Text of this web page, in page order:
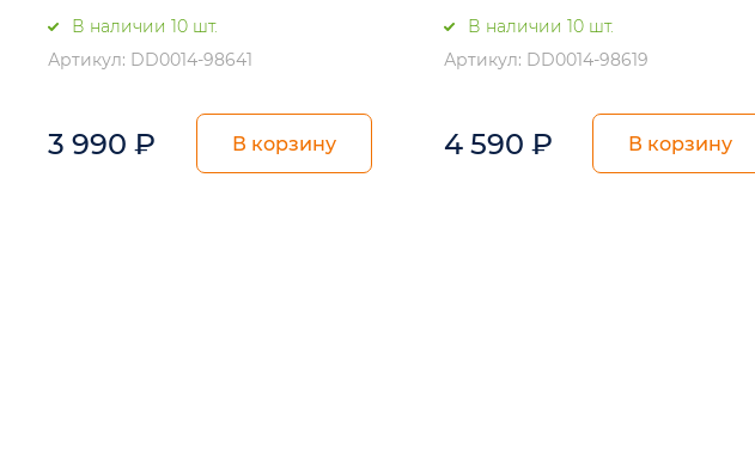
В наличии 10 шт.
Артикул: DD0014-98641
3 990 ₽ В корзину
В наличии 10 шт.
Артикул: DD0014-98619
4 590 ₽ В корзину